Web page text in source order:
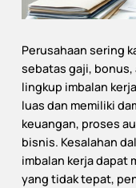
Perusahaan sering
sebatas gaji, bonus,
lingkup imbalan
luas dan memiliki
keuangan, proses
bisnis. Kesalahan
imbalan kerja dapat
yang tidak tepat,